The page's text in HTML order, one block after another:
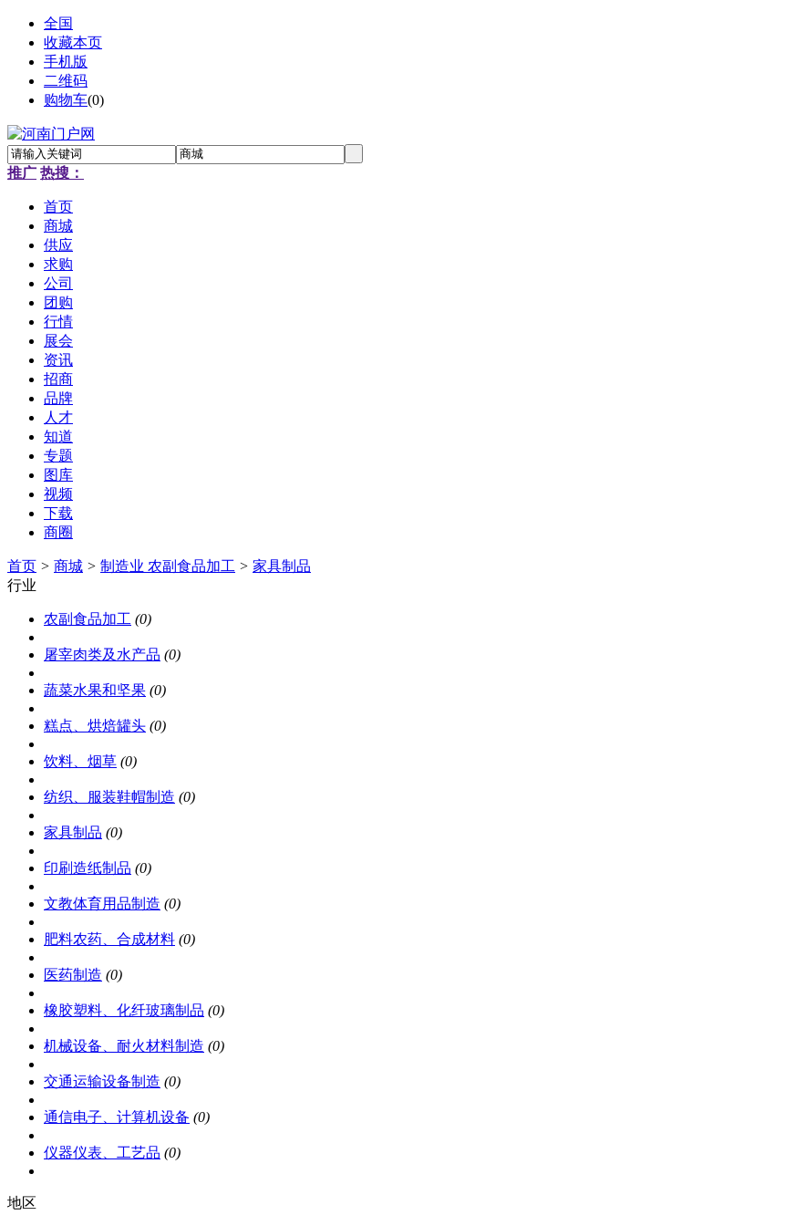
全国
收藏本页
手机版
二维码
购物车(0)
推广 热搜：
首页
商城
供应
求购
公司
团购
行情
展会
资讯
招商
品牌
人才
知道
专题
图库
视频
下载
商圈
首页 > 商城 > 制造业 农副食品加工 > 家具制品
行业
农副食品加工 (0)
屠宰肉类及水产品 (0)
蔬菜水果和坚果 (0)
糕点、烘焙罐头 (0)
饮料、烟草 (0)
纺织、服装鞋帽制造 (0)
家具制品 (0)
印刷造纸制品 (0)
文教体育用品制造 (0)
肥料农药、合成材料 (0)
医药制造 (0)
橡胶塑料、化纤玻璃制品 (0)
机械设备、耐火材料制造 (0)
交通运输设备制造 (0)
通信电子、计算机设备 (0)
仪器仪表、工艺品 (0)
地区